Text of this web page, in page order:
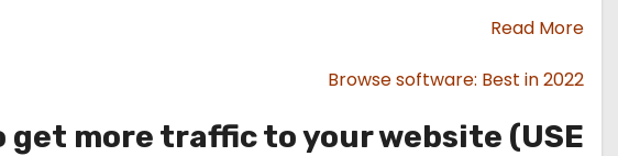
Read More
Browse software: Best in 2022
get more traffic to your website (USE